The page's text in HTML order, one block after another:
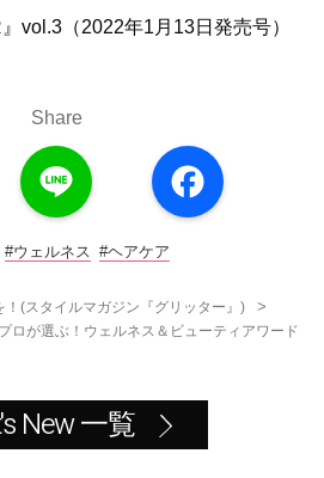
vol.3（2022年1月13日発売号）
Share
a
c
#ウェルネス #ヘアケア
(スタイルマガジン『グリッター』) >
ロが選ぶ！ウェルネス＆ビューティアワード
New 一覧